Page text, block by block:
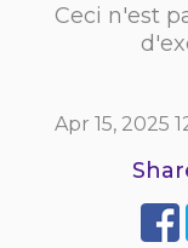
Ceci n'est
Apr 15, 2025